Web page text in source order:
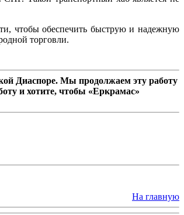
чтобы обеспечить быструю и надежную
торговли.
Диаспоре. Мы продолжаем эту работу
и хотите, чтобы «Еркрамас»
На главную